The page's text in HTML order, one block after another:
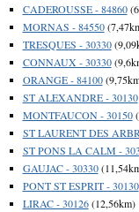
CADEROUSSE - 84860
MORNAS - 84550
TRESQUES - 30330
CONNAUX - 30330
ORANGE - 84100
ST ALEXANDRE - 30130
MONTFAUCON - 30150
ST LAURENT DES
ST PONS LA CALM -
GAUJAC - 30330
PONT ST ESPRIT - 30130
LIRAC - 30126(12,56km)